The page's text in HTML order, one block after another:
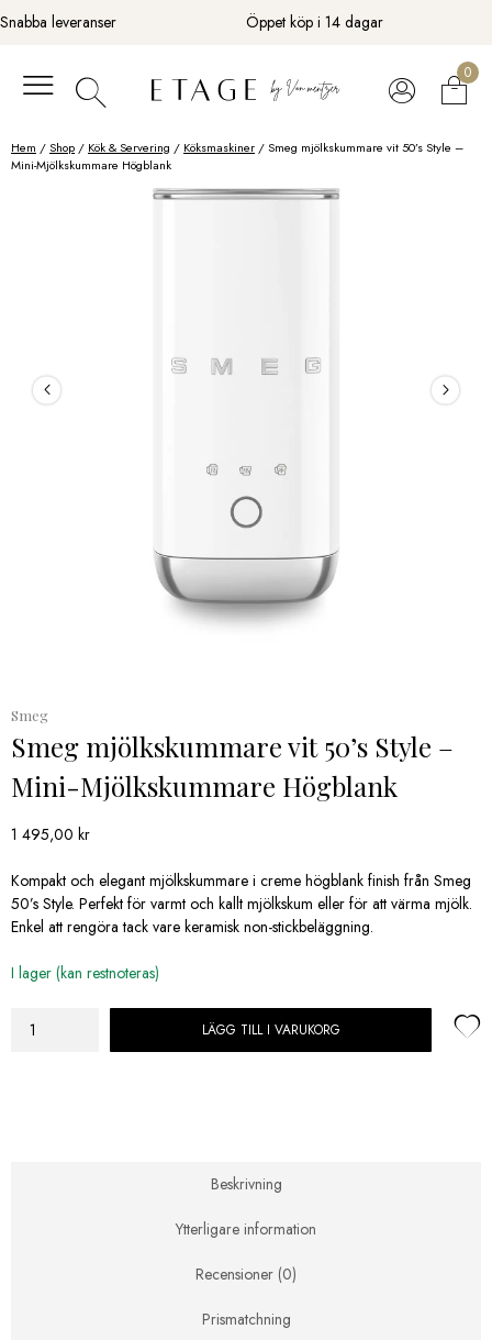
Fortsätt
till
Snabba leveranser Öppet köp i 14 dagar
0
Hem /Shop / Kök & Servering / Köksmaskiner / Smeg mjölkskummare vit 50’s Style –
Mini-Mjölkskummare Högblank
Smeg
Smeg mjölkskummare vit 50’s Style –
Mini-Mjölkskummare Högblank
1 495,00 kr
Kompakt och elegant mjölkskummare i creme högblank finish från Smeg
50’s Style. Perfekt för varmt och kallt mjölkskum eller för att värma mjölk.
Enkel att rengöra tack vare keramisk non-stickbeläggning.
I lager (kan restnoteras)
Smeg
LÄGG TILL I VARUKORG
Beskrivning
Ytterligare information
Recensioner (0)
Prismatchning